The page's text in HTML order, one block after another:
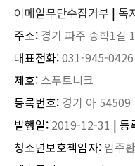
이메일무단수집거부 | 독
주소: 경기 파주 송학1길
대표전화:031-945-0426
제호: 스푸트니크
등록번호: 경기 아 54509
발행일: 2019-12-31 | 등
청소년보호책임자: 임주환